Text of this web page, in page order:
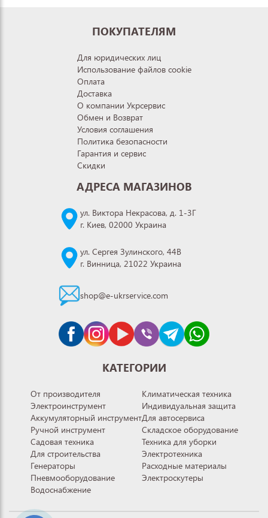
ПОКУПАТЕЛЯМ
Для юридических лиц
Использование файлов cookie
Оплата
Доставка
О компании Укрсервис
Обмен и Возврат
Условия соглашения
Политика безопасности
Гарантия и сервис
Скидки
АДРЕСА МАГАЗИНОВ
ул. Виктора Некрасова, д. 1-3Г
г. Киев, 02000 Украина
ул. Сергея Зулинского, 44В
г. Винница, 21022 Украина
shop@e-ukrservice.com
КАТЕГОРИИ
От производителя
Электроинструмент
Аккумуляторный инструмент
Ручной инструмент
Садовая техника
Для строительства
Генераторы
Пневмооборудование
Водоснабжение
Климатическая техника
Индивидуальная защита
Для автосервиса
Складское оборудование
Техника для уборки
Электротехника
Расходные материалы
Электроскутеры